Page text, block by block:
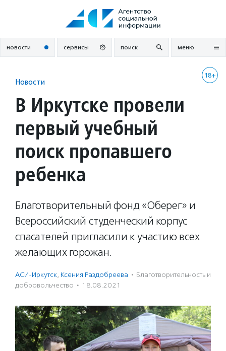
новости сервисы поиск меню
18+
Новости
В Иркутске провели
первый учебный
поиск пропавшего
ребенка
Благотворительный фонд «Оберег» и
Всероссийский студенческий корпус
спасателей пригласили к участию всех
желающих горожан.
АСИ-Иркутск, Ксения Раздобреева · Благотвори­тель­ность и
доброволь­чест­во · 18.08.2021